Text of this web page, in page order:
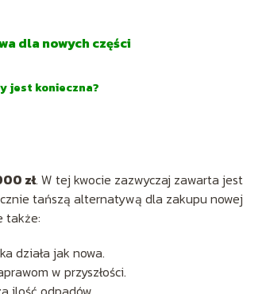
dla nowych części
jest konieczna?
zł. W tej kwocie zazwyczaj zawarta jest
tańszą alternatywą dla zakupu nowej
także:
działa jak nowa.
w przyszłości.